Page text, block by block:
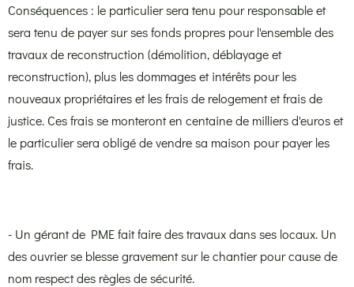
Conséquences : le particulier sera tenu pour responsable et
sera tenu de payer sur ses fonds propres pour l'ensemble des
travaux de reconstruction (démolition, déblayage et
reconstruction), plus les dommages et intérêts pour les
nouveaux propriétaires et les frais de relogement et frais de
justice. Ces frais se monteront en centaine de milliers d'euros et
le particulier sera obligé de vendre sa maison pour payer les
frais.
- Un gérant de PME fait faire des travaux dans ses locaux. Un
des ouvrier se blesse gravement sur le chantier pour cause de
nom respect des règles de sécurité.